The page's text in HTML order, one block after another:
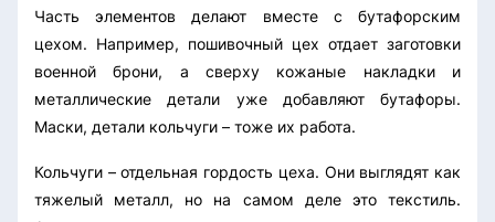
Часть элементов делают вместе с бутафорским
цехом. Например, пошивочный цех отдает заготовки
военной брони, а сверху кожаные накладки и
металлические детали уже добавляют бутафоры.
Маски, детали кольчуги – тоже их работа.
Кольчуги – отдельная гордость цеха. Они выглядят как
тяжелый металл, но на самом деле это текстиль.